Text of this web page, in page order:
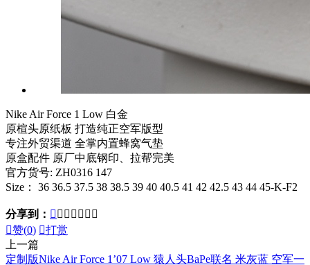
Nike Air Force 1 Low 白金
原楦头原纸板 打造纯正空军版型
专注外贸渠道 全掌内置蜂窝气垫
原盒配件 原厂中底钢印、拉帮完美
官方货号: ZH0316 147
Size： 36 36.5 37.5 38 38.5 39 40 40.5 41 42 42.5 43 44 45-K-F2
分享到：       
赞(0) 打赏
上一篇
定制版Nike Air Force 1’07 Low 猿人头BaPe联名 米灰蓝 空军一